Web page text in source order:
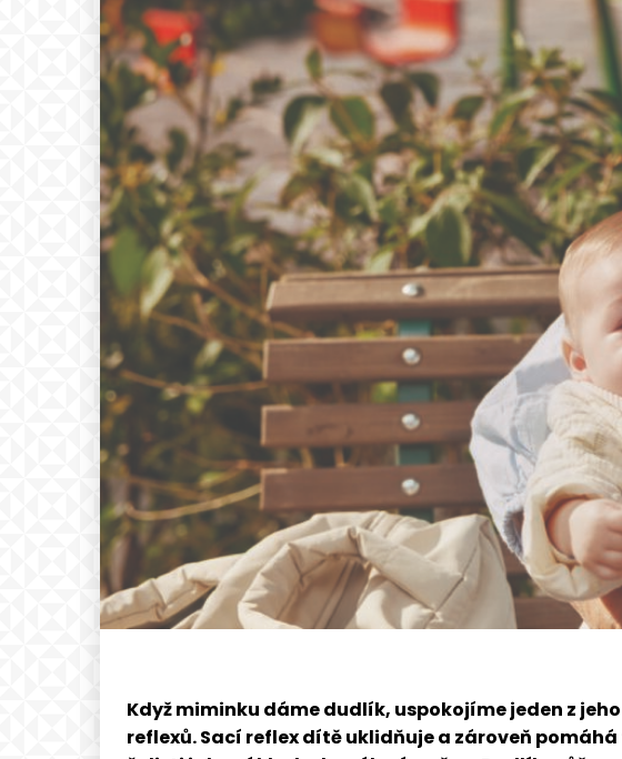
Když miminku dáme dudlík, uspokojíme jeden z
reflexů. Sací reflex dítě uklidňuje a zároveň